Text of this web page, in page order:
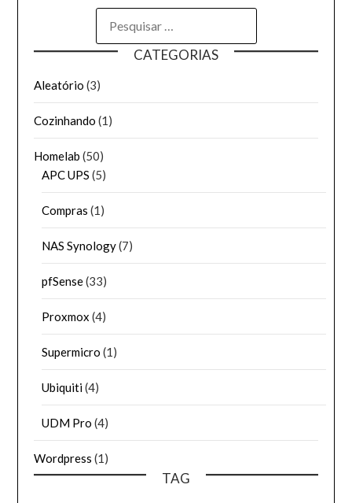
CATEGORIAS
Aleatório (3)
Cozinhando (1)
Homelab (50)
APC UPS (5)
Compras (1)
NAS Synology(7)
pfSense(33)
Proxmox (4)
Supermicro (1)
Ubiquiti(4)
UDM Pro (4)
Wordpress (1)
TAG